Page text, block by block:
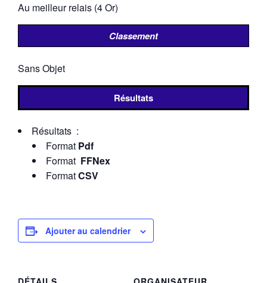
Au meilleur relais (4 Or)
Classement
Sans Objet
Résultats
Résultats :
Format Pdf
Format FFNex
FormatCSV
Ajouter au calendrier